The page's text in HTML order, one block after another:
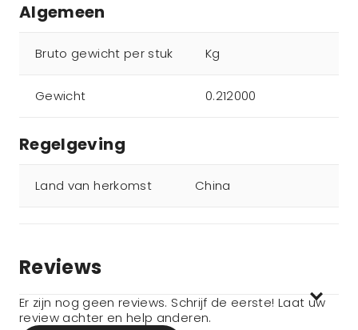
Algemeen
Bruto gewicht per stuk Kg
Gewicht 0.212000
Regelgeving
Land van herkomst China
Reviews
Er zijn nog geen reviews. Schrijf de eerste! Laat uw
review achter en help anderen.